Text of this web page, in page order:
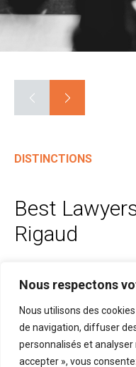
Nous respectons
Nous utilisons des
de navigation, diffuser
personnalisés et
accepter », vous
DISTINCTIONS
Best
Rigaud
David Rigaud, est
son expertise en «
Labor and